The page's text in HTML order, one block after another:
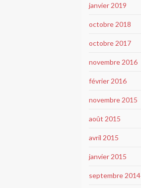
janvier 2019
octobre 2018
octobre 2017
novembre 2016
février 2016
novembre 2015
août 2015
avril 2015
janvier 2015
septembre 2014